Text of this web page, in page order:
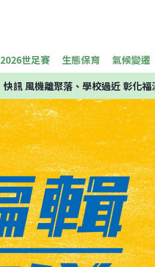
2026世足賽 生態保育 氣候變遷
快訊風機離聚落、學校過近 彰化